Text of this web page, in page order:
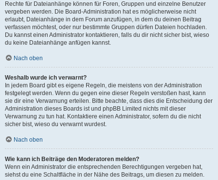
Rechte für Dateianhänge können für Foren, Gruppen und einzelne Benutzer
vergeben werden. Die Board-Administration hat es möglicherweise nicht
erlaubt, Dateianhänge in dem Forum anzufügen, in dem du deinen Beitrag
verfassen möchtest, oder nur bestimmte Gruppen dürfen Dateien hochladen.
Du kannst einen Administrator kontaktieren, falls du dir nicht sicher bist, wieso
du keine Dateianhänge anfügen kannst.
Nach oben
Weshalb wurde ich verwarnt?
In jedem Board gibt es eigene Regeln, die meistens von der Administration
festgelegt werden. Wenn du gegen eine dieser Regeln verstoßen hast, kann
sie dir eine Verwarnung erteilen. Bitte beachte, dass dies die Entscheidung der
Administration dieses Boards ist und phpBB Limited nichts mit dieser
Verwarnung zu tun hat. Kontaktiere einen Administrator, sofern du die nicht
sicher bist, wieso du verwarnt wurdest.
Nach oben
Wie kann ich Beiträge den Moderatoren melden?
Wenn ein Administrator die entsprechenden Berechtigungen vergeben hat,
siehst du eine Schaltfläche in der Nähe des Beitrags, um diesen zu melden.